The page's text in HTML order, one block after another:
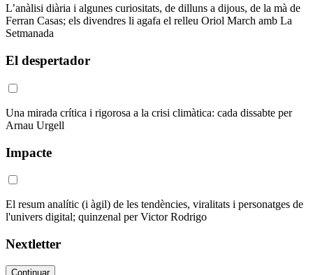
L’anàlisi diària i algunes curiositats, de dilluns a dijous, de la mà de
Ferran Casas; els divendres li agafa el relleu Oriol March amb La
Setmanada
El despertador
Una mirada crítica i rigorosa a la crisi climàtica: cada dissabte per
Arnau Urgell
Impacte
El resum analític (i àgil) de les tendències, viralitats i personatges de
l'univers digital; quinzenal per Victor Rodrigo
Nextletter
Continuar